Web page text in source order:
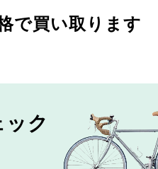
で買い取ります
ク